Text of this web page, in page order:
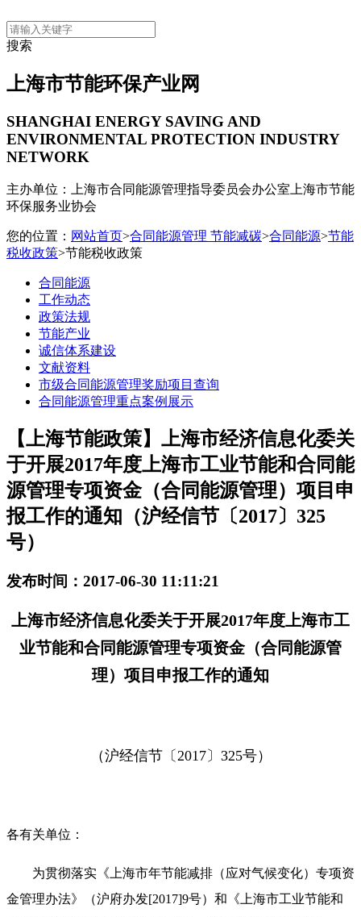
搜索
上海市节能环保产业网
SHANGHAI ENERGY SAVING AND
ENVIRONMENTAL PROTECTION INDUSTRY
NETWORK
主办单位：上海市合同能源管理指导委员会办公室 上海市节能
环保服务业协会
您的位置： 网站首页>合同能源管理 节能减碳>合同能源>节能
税收政策>节能税收政策
合同能源
工作动态
政策法规
节能产业
诚信体系建设
文献资料
市级合同能源管理奖励项目查询
合同能源管理重点案例展示
【上海节能政策】上海市经济信息化委关
于开展2017年度上海市工业节能和合同能
源管理专项资金（合同能源管理）项目申
报工作的通知（沪经信节〔2017〕325
号）
发布时间：2017-06-30 11:11:21
上海市经济信息化委关于开展2017年度上海市工
业节能和合同能源管理专项资金（合同能源管
理） 项目申报工作的通知
（沪经信节〔2017〕325号）
各有关单位：
为贯彻落实《上海市年节能减排（应对气候变化）专项资
金管理办法》（沪府办发[2017]9号）和《上海市工业节能和